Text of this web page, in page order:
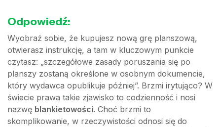
Odpowiedź:
Wyobraź sobie, że kupujesz nową grę planszową,
otwierasz instrukcję, a tam w kluczowym punkcie
czytasz: „szczegółowe zasady poruszania się po
planszy zostaną określone w osobnym dokumencie,
który wydawca opublikuje później”. Brzmi irytująco? W
świecie prawa takie zjawisko to codzienność i nosi
nazwę blankietowości. Choć brzmi to
skomplikowanie, w rzeczywistości odnosi się do